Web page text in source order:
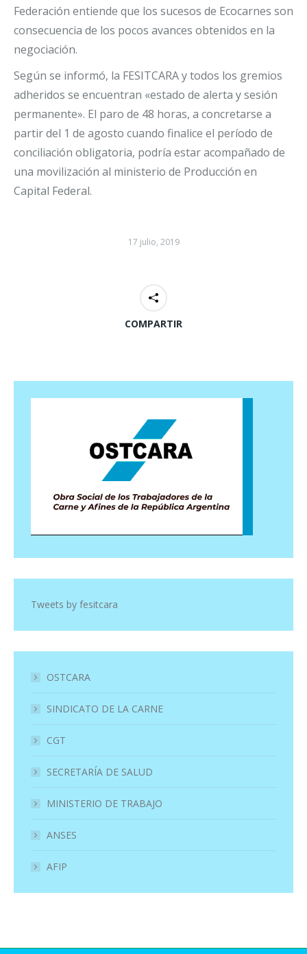
Federación entiende que los sucesos de Ecocarnes son
consecuencia de los pocos avances obtenidos en la
negociación.
Según se informó, la FESITCARA y todos los gremios
adheridos se encuentran «estado de alerta y sesión
permanente». El paro de 48 horas, a concretarse a
partir del 1 de agosto cuando finalice el período de
conciliación obligatoria, podría estar acompañado de
una movilización al ministerio de Producción en
Capital Federal.
17 julio, 2019
COMPARTIR
Tweets by fesitcara
OSTCARA
SINDICATO DE LA CARNE
CGT
SECRETARÍA DE SALUD
MINISTERIO DE TRABAJO
ANSES
AFIP